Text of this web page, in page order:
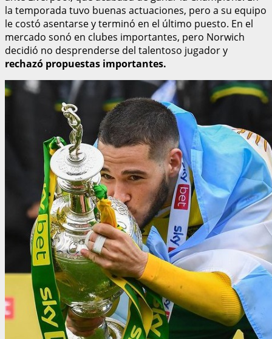
la temporada tuvo buenas actuaciones, pero a su equipo
le costó asentarse y terminó en el último puesto. En el
mercado sonó en clubes importantes, pero Norwich
decidió no desprenderse del talentoso jugador y
rechazó propuestas importantes.